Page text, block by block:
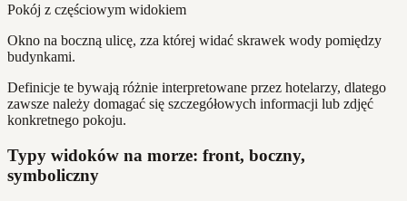
Pokój z częściowym widokiem
Okno na boczną ulicę, zza której widać skrawek wody pomiędzy
budynkami.
Definicje te bywają różnie interpretowane przez hotelarzy, dlatego
zawsze należy domagać się szczegółowych informacji lub zdjęć
konkretnego pokoju.
Typy widoków na morze: front, boczny,
symboliczny